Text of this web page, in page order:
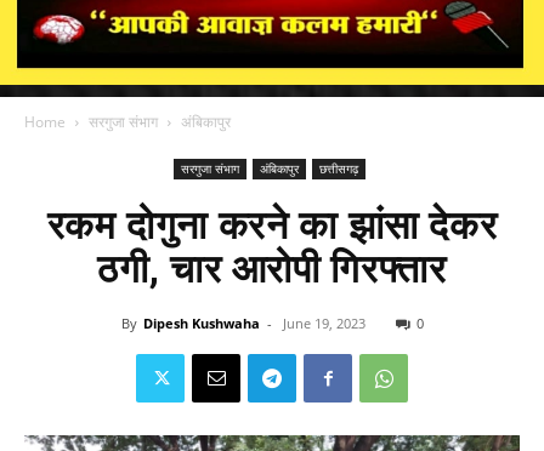
Home सरगुजा संभाग अंबिकापुर
सरगुजा संभाग अंबिकापुर छत्तीसगढ़
रकम दोगुना करने का झांसा देकर
ठगी, चार आरोपी गिरफ्तार
By Dipesh Kushwaha - June 19, 2023 0